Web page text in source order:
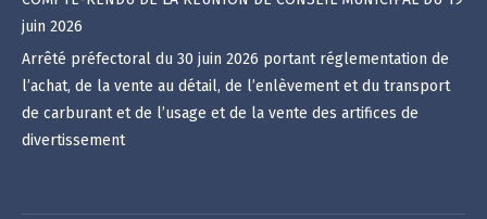
juin 2026
Arrêté préfectoral du 30 juin 2026 portant réglementation de
l’achat, de la vente au détail, de l’enlèvement et du transport
de carburant et de l’usage et de la vente des artifices de
divertissement